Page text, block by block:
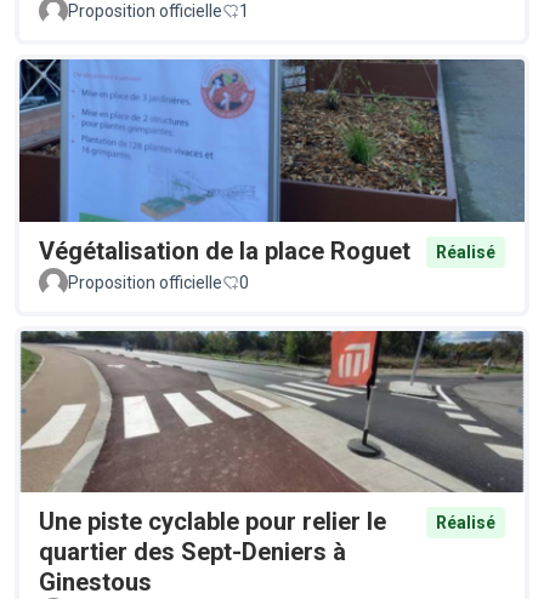
Proposition officielle 1
Végétalisation de la place Roguet
Réalisé
Proposition officielle
0
Une piste cyclable pour relier le
quartier des Sept-Deniers à
Ginestous
Réalisé